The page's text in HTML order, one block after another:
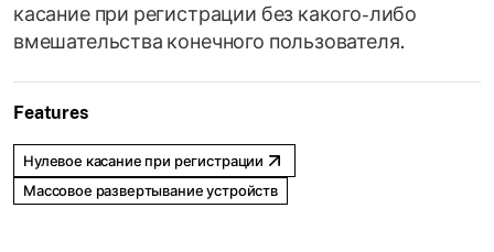
касание при регистрации без какого-либо
вмешательства конечного пользователя.
Features
Нулевое касание при регистрации
Массовое развертывание устройств